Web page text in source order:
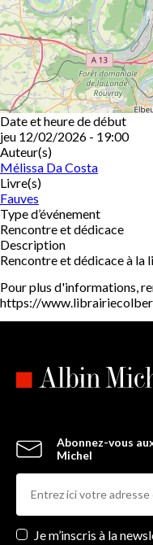
Date et heure de début
jeu 12/02/2026 - 19:00
Auteur(s)
Mélissa Da Costa
Livre(s)
Fauves
Type d’événement
Rencontre et dédicace
Description
Rencontre et dédicace à
Pour plus d'informations,
https://
Abonnez-vous
Michel
Newsletters
Je m’inscris à la